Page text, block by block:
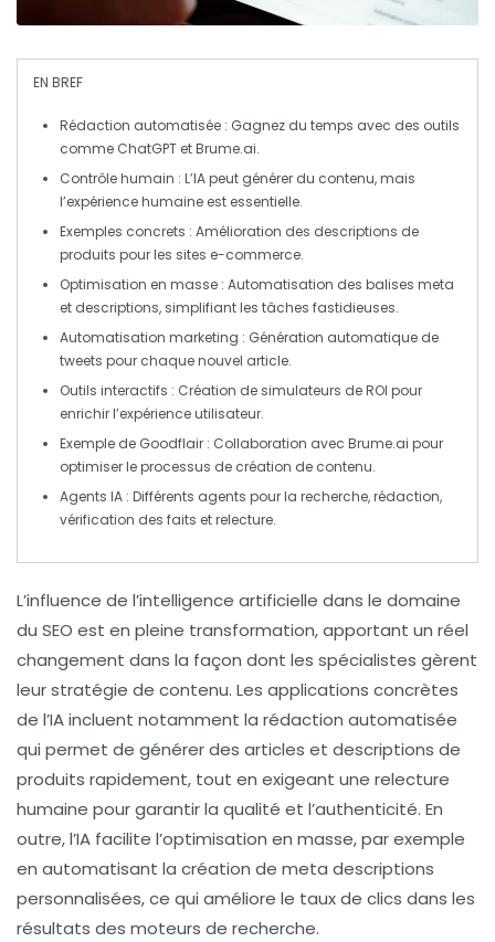
EN BREF
Rédaction automatisée : Gagnez du temps avec des outils
comme ChatGPT et Brume.ai.
Contrôle humain : L’IA peut générer du contenu, mais
l’expérience humaine est essentielle.
Exemples concrets : Amélioration des descriptions de
produits pour les sites e-commerce.
Optimisation en masse : Automatisation des balises meta
et descriptions, simplifiant les tâches fastidieuses.
Automatisation marketing : Génération automatique de
tweets pour chaque nouvel article.
Outils interactifs : Création de simulateurs de ROI pour
enrichir l’expérience utilisateur.
Exemple de Goodflair : Collaboration avec Brume.ai pour
optimiser le processus de création de contenu.
Agents IA : Différents agents pour la recherche, rédaction,
vérification des faits et relecture.
L’influence de l’intelligence artificielle dans le domaine
du SEO est en pleine transformation, apportant un réel
changement dans la façon dont les spécialistes gèrent
leur stratégie de contenu. Les applications concrètes
de l’IA incluent notamment la rédaction automatisée
qui permet de générer des articles et descriptions de
produits rapidement, tout en exigeant une relecture
humaine pour garantir la qualité et l’authenticité. En
outre, l’IA facilite l’optimisation en masse, par exemple
en automatisant la création de meta descriptions
personnalisées, ce qui améliore le taux de clics dans les
résultats des moteurs de recherche.